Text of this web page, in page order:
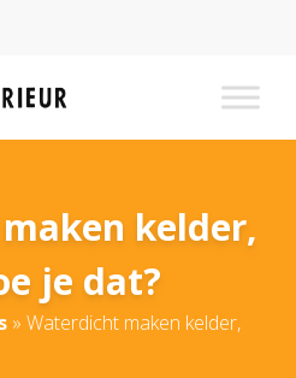
kelder,
je dat?
» Waterdicht maken kelder,